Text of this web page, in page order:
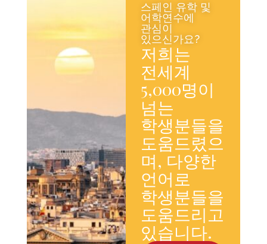
스페인 유학 및
어학연수에
관심이
있으신가요?
저희는
전세계
5,000명이
넘는
학생분들을
도움드렸으
며, 다양한
언어로
학생분들을
도움드리고
있습니다.